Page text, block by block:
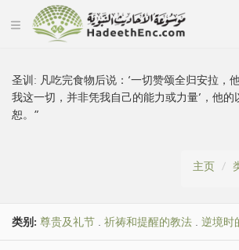
圣训:凡吃完食物后说：‘一切赞颂全归安拉，
我这一切，并非凭我自己的能力或力量’，他
恕。”
主页
类别: 尊贵及礼节 . 祈祷和提醒的教法 . 逆境时